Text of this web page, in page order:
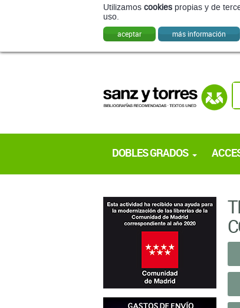
Utilizamos cookies propias y de
uso.
aceptar más información
DOBLES GRADOS